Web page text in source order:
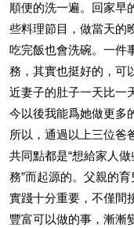
順便的洗一遍。回家早
些料理節目，做當天的
吃完飯也會洗碗。一件
務，其實也挺好的，可
近妻子的肚子一天比一
今以後我能爲她做更多
所以，通過以上三位爸
共同點都是“想給家人
務”而起源的。父親的
實踐十分重要，不僅間
豐富可以做的事，漸漸